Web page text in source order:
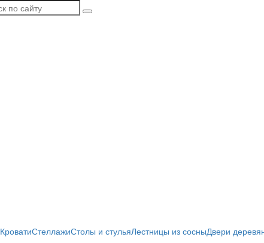
КроватиСтеллажиСтолы и стульяЛестницы из сосныДвери